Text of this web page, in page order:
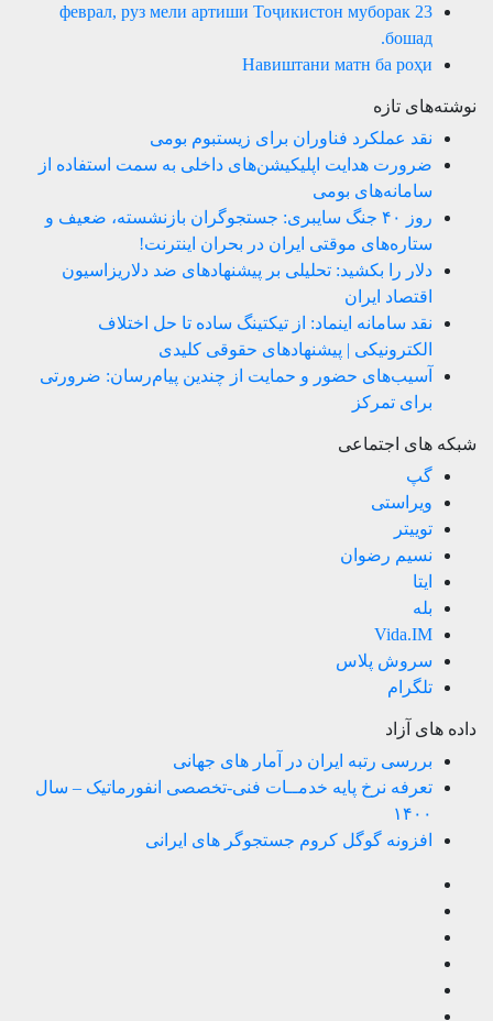
23 феврал, руз мели артиши Тоҷикистон муборак
бошад.
Навиштани матн ба роҳи
نوشته‌های تازه
نقد عملکرد فناوران برای زیستبوم بومی
ضرورت هدایت اپلیکیشن‌های داخلی به سمت استفاده از
سامانه‌های بومی
روز ۴۰ جنگ سایبری: جستجوگران بازنشسته، ضعیف و
ستاره‌های موقتی ایران در بحران اینترنت!
دلار را بکشید: تحلیلی بر پیشنهادهای ضد دلاریزاسیون
اقتصاد ایران
نقد سامانه اینماد: از تیکتینگ ساده تا حل اختلاف
الکترونیکی | پیشنهادهای حقوقی کلیدی
آسیب‌های حضور و حمایت از چندین پیام‌رسان: ضرورتی
برای تمرکز
شبکه های اجتماعی
گپ
ویراستی
توییتر
نسیم رضوان
ایتا
بله
Vida.IM
سروش پلاس
تلگرام
داده های آزاد
بررسی رتبه ایران در آمار های جهانی
تعرفه نرخ پایه خدمــات فنی-تخصصی انفورماتیک – سال
۱۴۰۰
افزونه گوگل کروم جستجوگر های ایرانی